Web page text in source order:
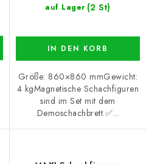
auf Lager (2 St)
IN DEN KORB
Größe: 860×860 mmGewicht:
4 kgMagnetische Schachfiguren
sind im Set mit dem
Demoschachbrett.✅...